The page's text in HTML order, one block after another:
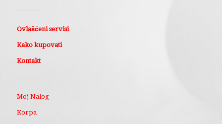
Ovlašćeni servisi
Kako kupovati
Kontakt
Moj Nalog
Korpa